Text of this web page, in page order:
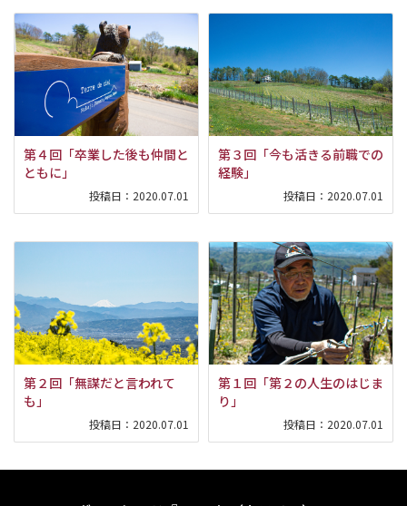
第４回「卒業した後も仲間と
ともに」
投稿日： 2020.07.01
第３回「今も活きる前職での
経験」
投稿日： 2020.07.01
第２回「無謀だと言われて
も」
投稿日： 2020.07.01
第１回「第２の人生のはじま
り」
投稿日： 2020.07.01